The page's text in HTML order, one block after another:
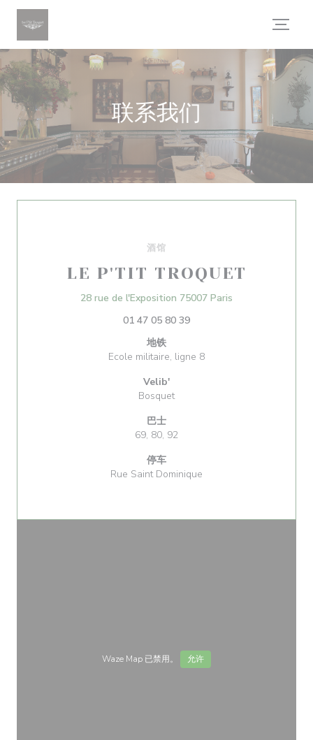
Cookie管理面板
联系我们
酒馆
LE P'TIT TROQUET
28 rue de l'Exposition 75007 Paris
01 47 05 80 39
地铁
Ecole militaire, ligne 8
Velib'
Bosquet
巴士
69, 80, 92
停车
Rue Saint Dominique
Waze Map 已禁用。 允许